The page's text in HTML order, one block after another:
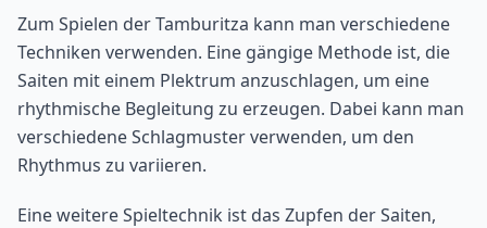
Zum Spielen der Tamburitza kann man verschiedene
Techniken verwenden. Eine gängige Methode ist, die
Saiten mit einem Plektrum anzuschlagen, um eine
rhythmische Begleitung zu erzeugen. Dabei kann man
verschiedene Schlagmuster verwenden, um den
Rhythmus zu variieren.
Eine weitere Spieltechnik ist das Zupfen der Saiten,